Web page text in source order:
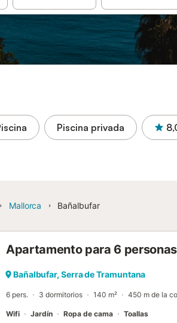
Piscina privada
Mallorca Bañalbufar
Apartamento para 6
Bañalbufar, Serra de Tramuntana
6 pers. 3 dormitorios 140 m² 450 m de la
Wifi Jardín Ropa de cama Toallas